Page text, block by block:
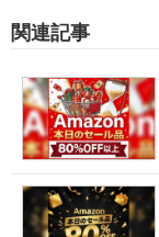
関連記事